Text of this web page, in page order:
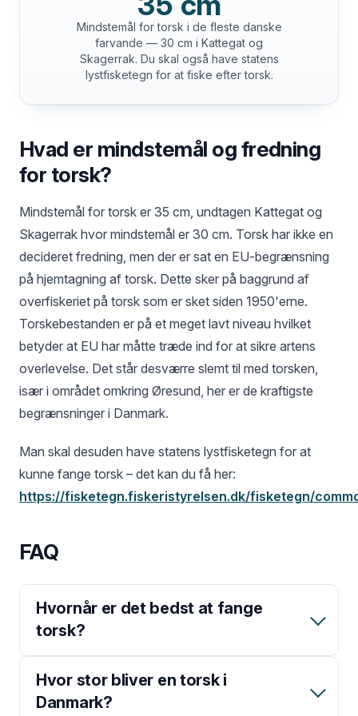
Mindstemål for torsk i de fleste danske
farvande — 30 cm i Kattegat og
Skagerrak. Du skal også have statens
lystfisketegn for at fiske efter torsk.
Hvad er mindstemål og fredning
for torsk?
Mindstemål for torsk er 35 cm, undtagen Kattegat og
Skagerrak hvor mindstemål er 30 cm. Torsk har ikke en
decideret fredning, men der er sat en EU-begrænsning
på hjemtagning af torsk. Dette sker på baggrund af
overfiskeriet på torsk som er sket siden 1950'erne.
Torskebestanden er på et meget lavt niveau hvilket
betyder at EU har måtte træde ind for at sikre artens
overlevelse. Det står desværre slemt til med torsken,
især i området omkring Øresund, her er de kraftigste
begrænsninger i Danmark.
Man skal desuden have statens lystfisketegn for at
kunne fange torsk – det kan du få her:
https://fisketegn.fiskeristyrelsen.dk/fisketegn/
FAQ
Hvornår er det bedst at fange
torsk?
Hvor stor bliver en torsk i
Danmark?